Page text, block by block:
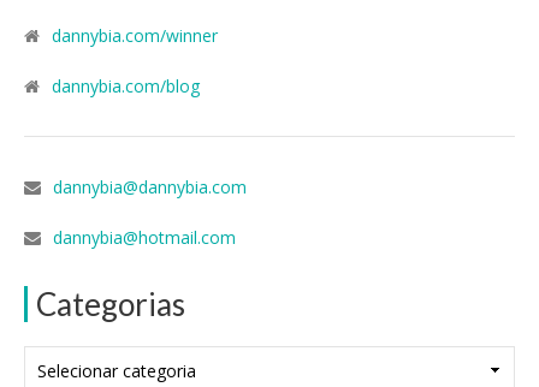
dannybia.com/winner
dannybia.com/blog
dannybia@dannybia.com
dannybia@hotmail.com
Categorias